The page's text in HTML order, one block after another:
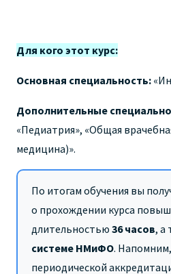
Для кого этот курс:
Основная специальность:
Дополнительные
«Педиатрия», «Общая
медицина)».
По итогам обучения вы
о прохождении курса
длительностью 36 часов, а
системе НМиФО.
периодической